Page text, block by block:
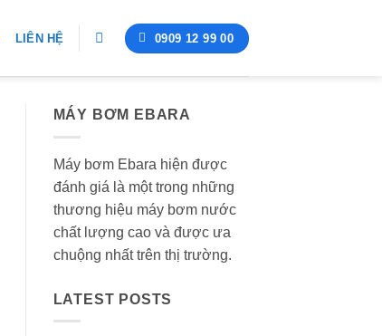
LIÊN HỆ 0909 12 99 00
MÁY BƠM EBARA
Máy bơm Ebara hiện được
đánh giá là một trong những
thương hiệu máy bơm nước
chất lượng cao và được ưa
chuộng nhất trên thị trường.
LATEST POSTS